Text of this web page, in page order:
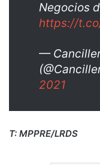
Negocios
https://
—
2021
T: MPPRE/LRDS